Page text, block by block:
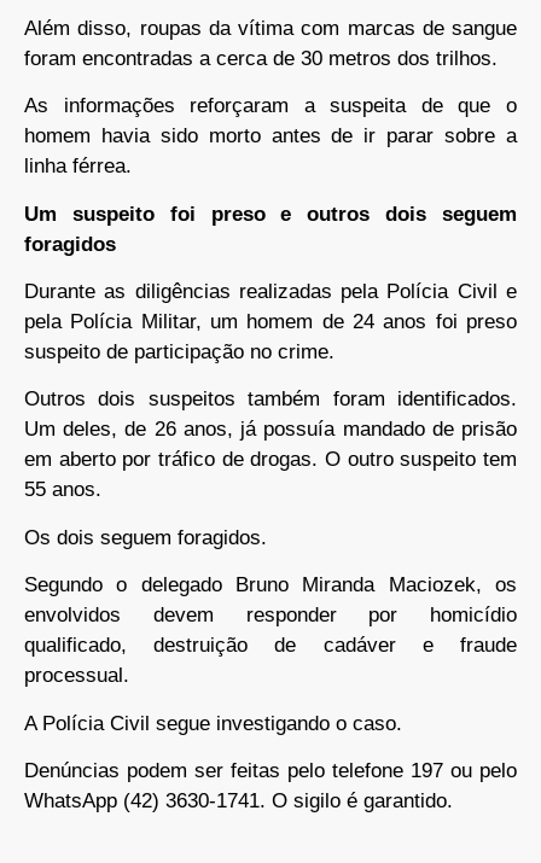
Além disso, roupas da vítima com marcas de sangue
foram encontradas a cerca de 30 metros dos trilhos.
As informações reforçaram a suspeita de que o
homem havia sido morto antes de ir parar sobre a
linha férrea.
Um suspeito foi preso e outros dois seguem
foragidos
Durante as diligências realizadas pela Polícia Civil e
pela Polícia Militar, um homem de 24 anos foi preso
suspeito de participação no crime.
Outros dois suspeitos também foram identificados.
Um deles, de 26 anos, já possuía mandado de prisão
em aberto por tráfico de drogas. O outro suspeito tem
55 anos.
Os dois seguem foragidos.
Segundo o delegado Bruno Miranda Maciozek, os
envolvidos devem responder por homicídio
qualificado, destruição de cadáver e fraude
processual.
A Polícia Civil segue investigando o caso.
Denúncias podem ser feitas pelo telefone 197 ou pelo
WhatsApp (42) 3630-1741. O sigilo é garantido.